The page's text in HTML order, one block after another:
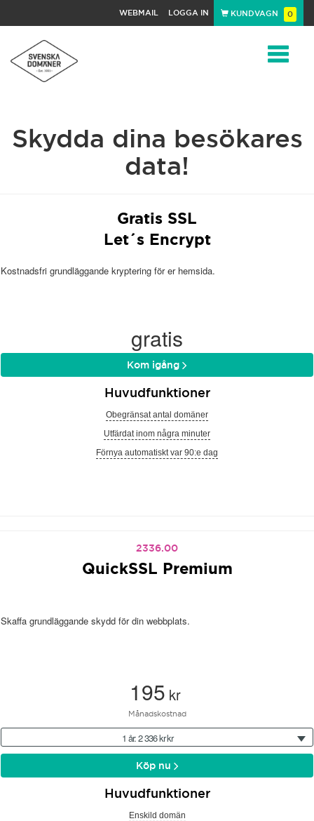
WEBMAIL LOGGA IN KUNDVAGN 0
Skydda dina besökares
data!
Gratis SSL
Let´s Encrypt
Kostnadsfri grundläggande kryptering för er hemsida.
gratis
Kom igång
Huvudfunktioner
Obegränsat antal domäner
Utfärdat inom några minuter
Förnya automatiskt var 90:e dag
2336.00
QuickSSL Premium
Skaffa grundläggande skydd för din webbplats.
195 kr
Månadskostnad
1 år: 2 336 kr kr
Köp nu
Huvudfunktioner
Enskild domän